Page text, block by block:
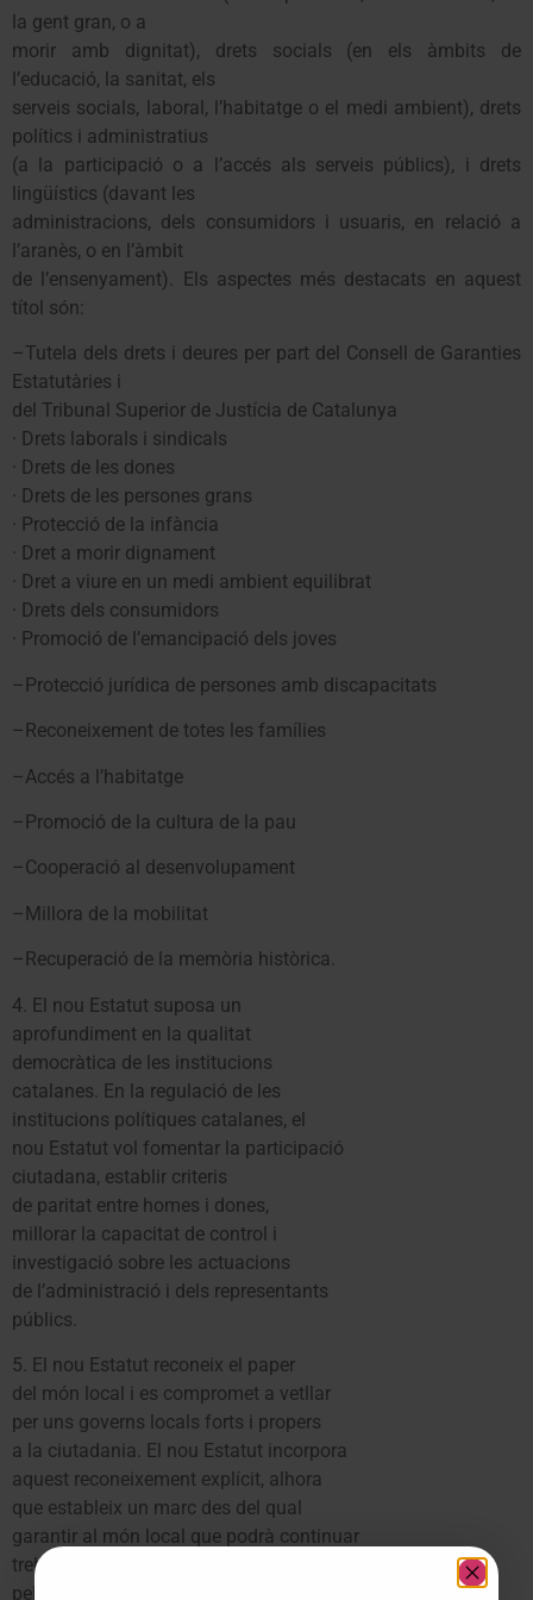
la gent gran, o a
morir amb dignitat), drets socials (en els àmbits de
l’educació, la sanitat, els
serveis socials, laboral, l’habitatge o el medi ambient), drets
polítics i administratius
(a la participació o a l’accés als serveis públics), i drets
lingüístics (davant les
administracions, dels consumidors i usuaris, en relació a
l’aranès, o en l’àmbit
de l’ensenyament). Els aspectes més destacats en aquest
títol són:
–Tutela dels drets i deures per part del Consell de Garanties
Estatutàries i
del Tribunal Superior de Justícia de Catalunya
· Drets laborals i sindicals
· Drets de les dones
· Drets de les persones grans
· Protecció de la infància
· Dret a morir dignament
· Dret a viure en un medi ambient equilibrat
· Drets dels consumidors
· Promoció de l’emancipació dels joves
–Protecció jurídica de persones amb discapacitats
–Reconeixement de totes les famílies
–Accés a l’habitatge
–Promoció de la cultura de la pau
–Cooperació al desenvolupament
–Millora de la mobilitat
–Recuperació de la memòria històrica.
4. El nou Estatut suposa un
aprofundiment en la qualitat
democràtica de les institucions
catalanes. En la regulació de les
institucions polítiques catalanes, el
nou Estatut vol fomentar la participació
ciutadana, establir criteris
de paritat entre homes i dones,
millorar la capacitat de control i
investigació sobre les actuacions
de l’administració i dels representants
públics.
5. El nou Estatut reconeix el paper
del món local i es compromet a vetllar
per uns governs locals forts i propers
a la ciutadania. El nou Estatut incorpora
aquest reconeixement explícit, alhora
que estableix un marc des del qual
garantir al món local que podrà continuar
treballant en millors condicions
pel benestar i el progrés de la gent de